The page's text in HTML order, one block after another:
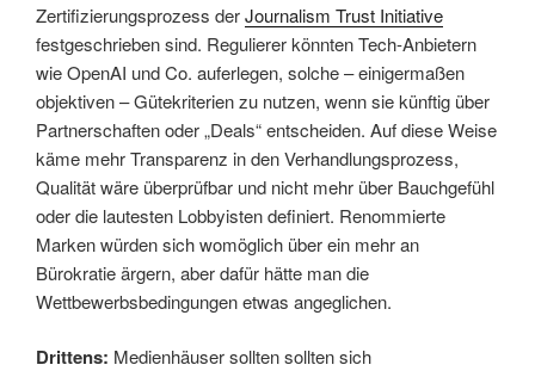
Zertifizierungsprozess derJournalism Trust Initiative
festgeschrieben sind. Regulierer könnten Tech-Anbietern
wie OpenAI und Co. auferlegen, solche – einigermaßen
objektiven – Gütekriterien zu nutzen, wenn sie künftig über
Partnerschaften oder „Deals“ entscheiden. Auf diese Weise
käme mehr Transparenz in den Verhandlungsprozess,
Qualität wäre überprüfbar und nicht mehr über Bauchgefühl
oder die lautesten Lobbyisten definiert. Renommierte
Marken würden sich womöglich über ein mehr an
Bürokratie ärgern, aber dafür hätte man die
Wettbewerbsbedingungen etwas angeglichen.
Drittens: Medienhäuser sollten sollten sich